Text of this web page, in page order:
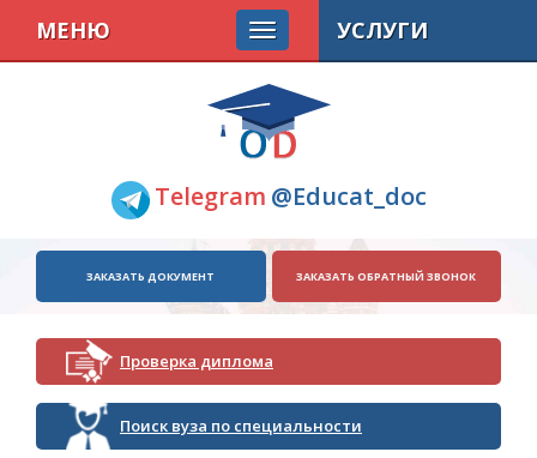
Telegram @Educat_doc
МЕНЮ
ЗАКАЗАТЬ ДОКУМЕНТ ЗАКАЗАТЬ ОБРАТНЫЙ ЗВОНОК
Проверка диплома
Поиск вуза по специальности
УСЛУГИ